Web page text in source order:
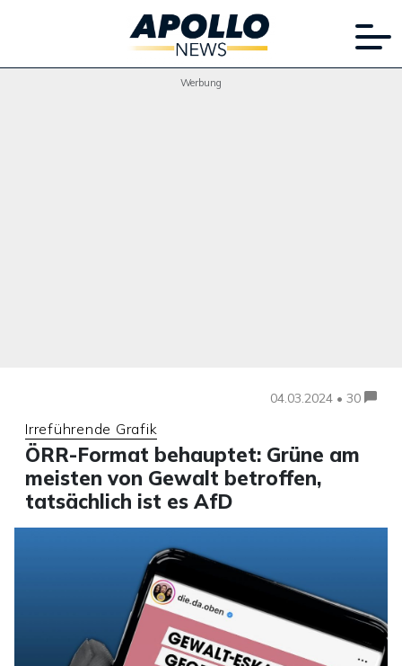
Werbung
04.03.2024 • 30
Irreführende Grafik
ÖRR-Format behauptet: Grüne am
meisten von Gewalt betroffen,
tatsächlich ist es AfD